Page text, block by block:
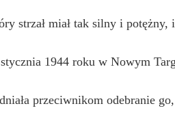
strzał miał tak silny i
1944 roku w Nowym
przeciwnikom odebranie